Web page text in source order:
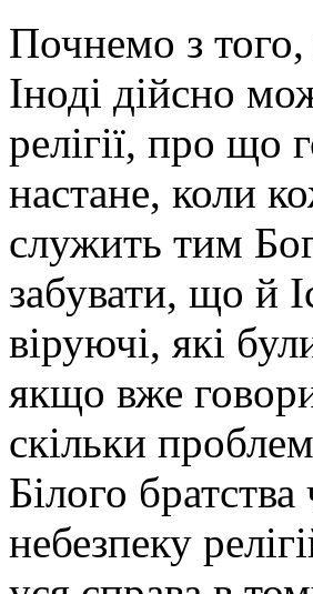
Почнемо з
Іноді дійсно
релігії, про що
настане, коли
служить тим
забувати, що й
віруючі, які
якщо вже
скільки
Білого
небезпеку